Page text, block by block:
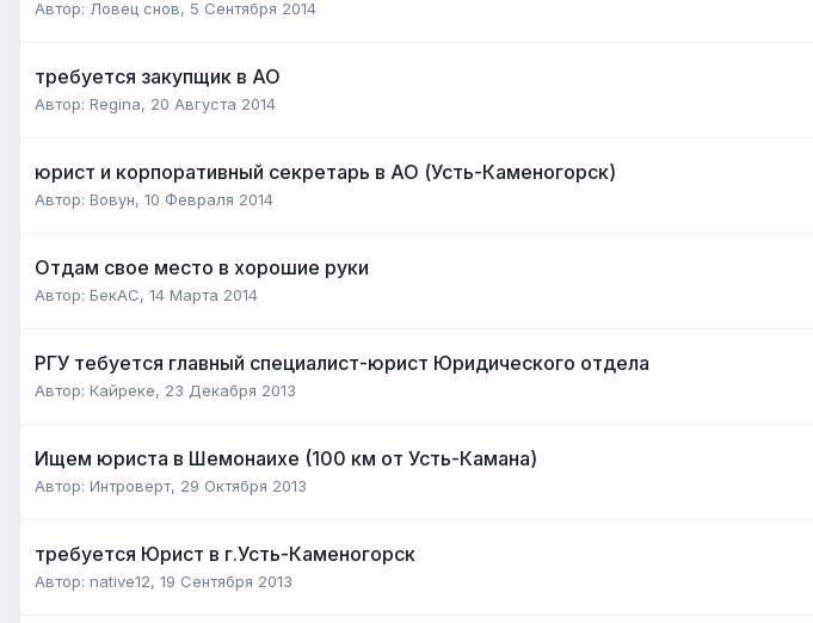
Автор: Ловец снов, 5 Сентября 2014
требуется закупщик в АО
Автор: Regina, 20 Августа 2014
юрист и корпоративный секретарь в АО (Усть-Каменогорск)
Автор: Вовун, 10 Февраля 2014
Отдам свое место в хорошие руки
Автор: БекАС, 14 Марта 2014
РГУ тебуется главный специалист-юрист Юридического отдела
Автор: Кайреке, 23 Декабря 2013
Ищем юриста в Шемонаихе (100 км от Усть-Камана)
Автор: Интроверт, 29 Октября 2013
требуется Юрист в г.Усть-Каменогорск
Автор: native12, 19 Сентября 2013